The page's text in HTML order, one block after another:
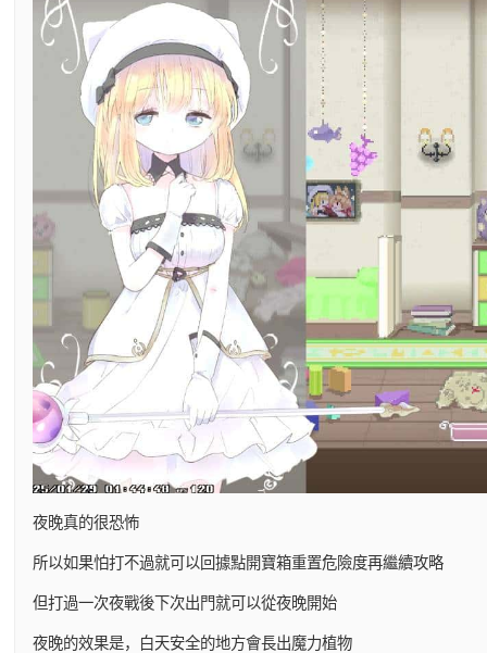
夜晚真的很恐怖
所以如果怕打不過就可以回據點開寶箱重置危險度再繼續攻略
但打過一次夜戰後下次出門就可以從夜晚開始
夜晚的效果是，白天安全的地方會長出魔力植物